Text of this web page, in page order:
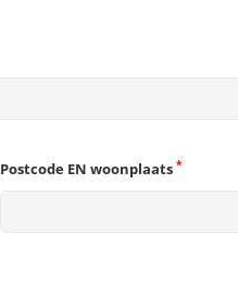
Postcode EN woonplaats *